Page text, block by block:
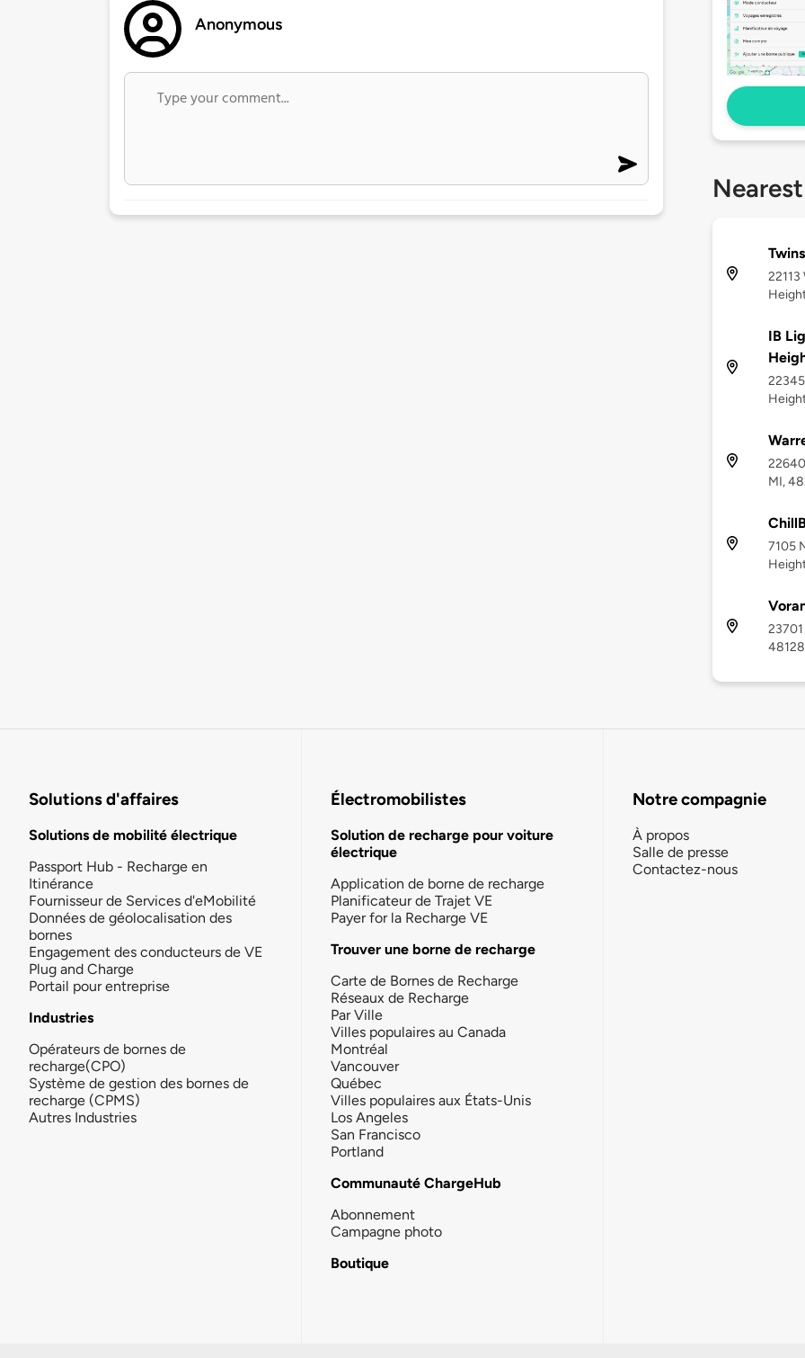
Anonymous
IB
MI,
7105
23701
48128
Solutions d'affaires
Solutions de mobilité électrique
Passport Hub - Recharge en
Itinérance
Fournisseur de Services d'eMobilité
Données de géolocalisation des
bornes
Engagement des conducteurs de VE
Plug and Charge
Portail pour entreprise
Industries
Opérateurs de bornes de
recharge(CPO)
Système de gestion des bornes de
recharge (CPMS)
Autres Industries
Électromobilistes
Solution de recharge pour voiture
électrique
Application de borne de recharge
Planificateur de Trajet VE
Payer for la Recharge VE
Trouver une borne de recharge
Carte de Bornes de Recharge
Réseaux de Recharge
Par Ville
Villes populaires au Canada
Montréal
Vancouver
Québec
Villes populaires aux États-Unis
Los Angeles
San Francisco
Portland
Communauté ChargeHub
Abonnement
Campagne photo
Boutique
Notre compagnie
À propos
Salle de presse
Contactez-nous